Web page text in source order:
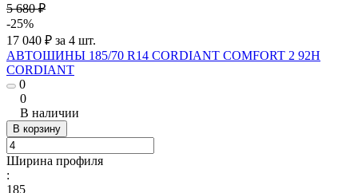
5 680 ₽
-25%
17 040 ₽ за 4 шт.
АВТОШИНЫ 185/70 R14 CORDIANT COMFORT 2 92H
CORDIANT
0
0
В наличии
В корзину
Ширина профиля
:
185